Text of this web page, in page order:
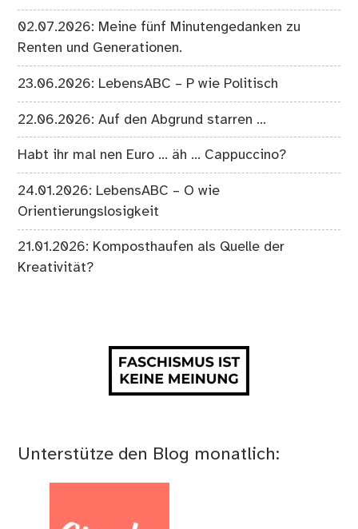
02.07.2026: Meine fünf Minutengedanken zu
Renten und Generationen.
23.06.2026: LebensABC – P wie Politisch
22.06.2026: Auf den Abgrund starren …
Habt ihr mal nen Euro … äh … Cappuccino?
24.01.2026: LebensABC – O wie
Orientierungslosigkeit
21.01.2026: Komposthaufen als Quelle der
Kreativität?
Unterstütze den Blog monatlich: